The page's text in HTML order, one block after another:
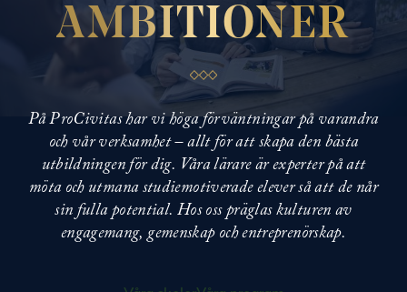
AMBITIONER
På ProCivitas har vi höga förväntningar på varandra
och vår verksamhet – allt för att skapa den bästa
utbildningen för dig. Våra lärare är experter på att
möta och utmana studiemotiverade elever så att de når
sin fulla potential. Hos oss präglas kulturen av
engagemang, gemenskap och entreprenörskap.